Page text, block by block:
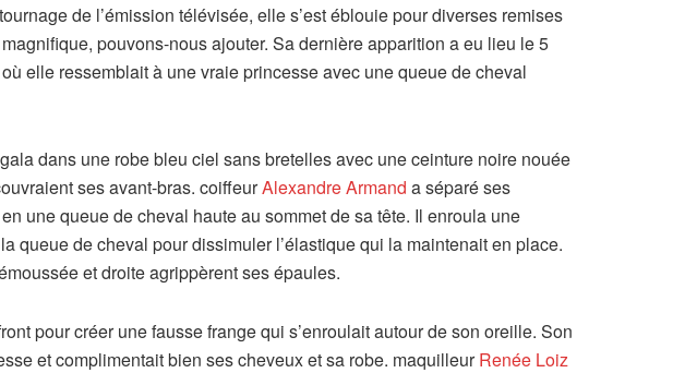
de l’émission télévisée, elle s’est éblouie pour diverses remises
pouvons-nous ajouter. Sa dernière apparition a eu lieu le 5
elle ressemblait à une vraie princesse avec une queue de cheval
dans une robe bleu ciel sans bretelles avec une ceinture noire nouée
ses avant-bras. coiffeurAlexandre Armand a séparé ses
une queue de cheval haute au sommet de sa tête. Il enroula une
queue de cheval pour dissimuler l’élastique qui la maintenait en place.
et droite agrippèrent ses épaules.
pour créer une fausse frange qui s’enroulait autour de son oreille. Son
et complimentait bien ses cheveux et sa robe. maquilleurRenée Loiz